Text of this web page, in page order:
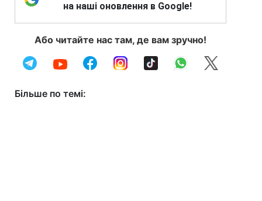
на наші оновлення в Google!
Або читайте нас там, де вам зручно!
Більше по темі: